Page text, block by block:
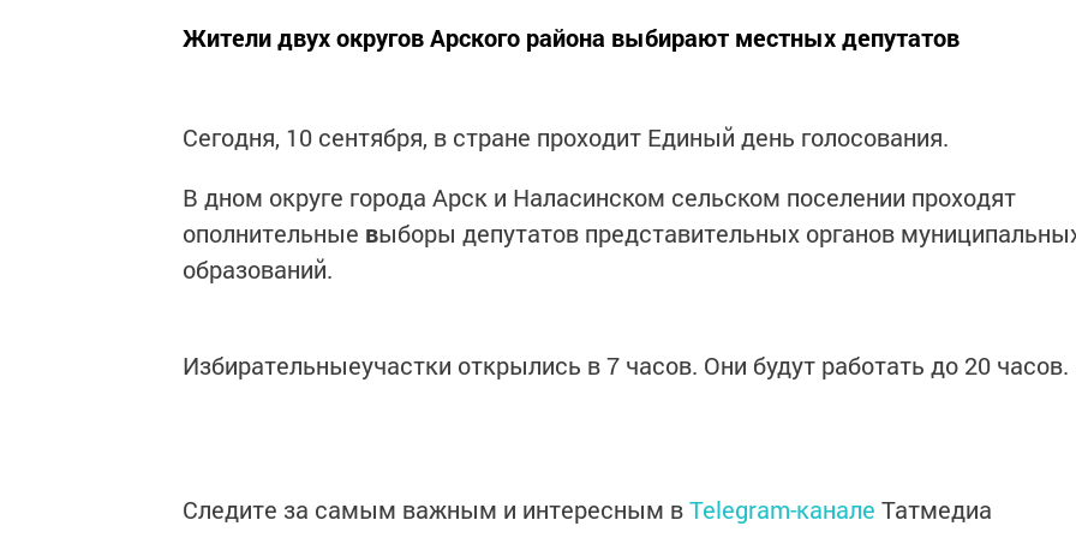
Жители двух округов Арского района выбирают местных депутатов
Сегодня, 10 сентября, в стране проходит Единый день голосования.
В дном округе города Арск и Наласинском сельском поселении проходят
ополнительные выборы депутатов представительных органов
образований.
Избирательныеучастки открылись в 7 часов. Они будут работать до 20 часов.
Следите за самым важным и интересным вTelegram-канале Татмедиа